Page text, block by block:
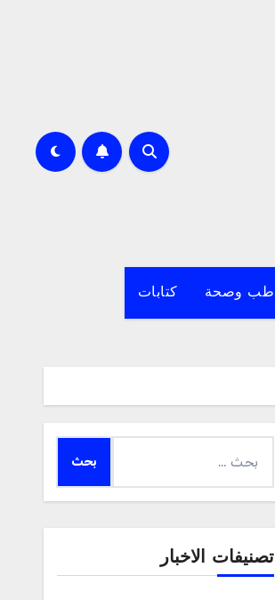
طب وصحة كتابات
عن:
تصنيفات الاخبار